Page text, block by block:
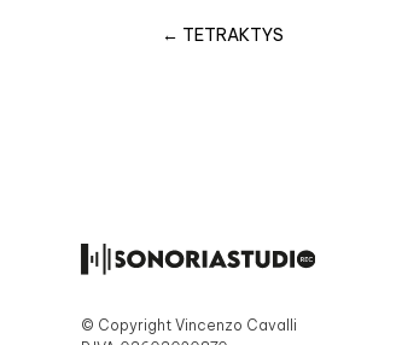
← TETRAKTYS
© Copyright Vincenzo Cavalli